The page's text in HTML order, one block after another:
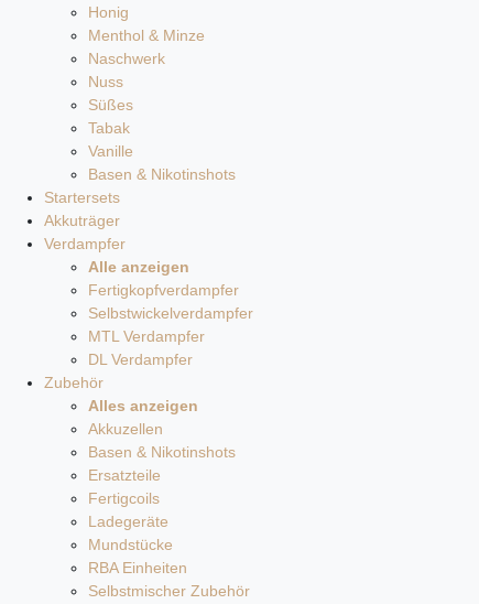
Honig
Menthol & Minze
Naschwerk
Nuss
Süßes
Tabak
Vanille
Basen & Nikotinshots
Startersets
Akkuträger
Verdampfer
Alle anzeigen
Fertigkopfverdampfer
Selbstwickelverdampfer
MTL Verdampfer
DL Verdampfer
Zubehör
Alles anzeigen
Akkuzellen
Basen & Nikotinshots
Ersatzteile
Fertigcoils
Ladegeräte
Mundstücke
RBA Einheiten
Selbstmischer Zubehör